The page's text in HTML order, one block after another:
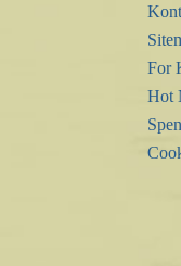
For
Hot